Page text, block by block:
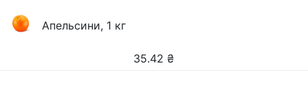
Апельсини, 1 кг
35.42 ₴